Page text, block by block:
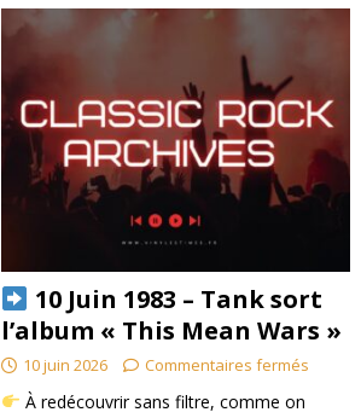
10 Juin 1983 – Tank sort
l’album « This Mean Wars »
10 juin 2026 Commentaires fermés
À redécouvrir sans filtre, comme on